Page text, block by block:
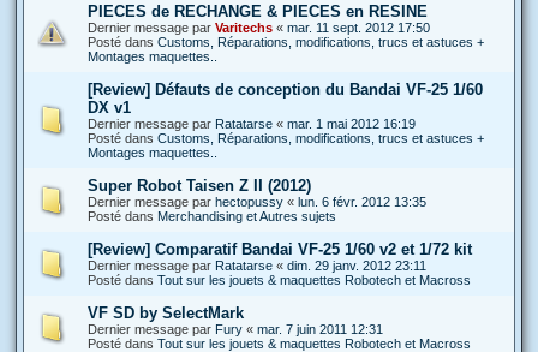
PIECES de RECHANGE & PIECES en RESINE
Dernier message par Varitechs « mar. 11 sept. 2012 17:50
Posté dans Customs, Réparations, modifications, trucs et astuces +
Montages maquettes..
[Review] Défauts de conception du Bandai VF-25 1/60
DX v1
Dernier message par Ratatarse « mar. 1 mai 2012 16:19
Posté dans Customs, Réparations, modifications, trucs et astuces +
Montages maquettes..
Super Robot Taisen Z II (2012)
Dernier message par hectopussy « lun. 6 févr. 2012 13:35
Posté dans Merchandising et Autres sujets
[Review] Comparatif Bandai VF-25 1/60 v2 et 1/72 kit
Dernier message par Ratatarse « dim. 29 janv. 2012 23:11
Posté dans Tout sur les jouets & maquettes Robotech et Macross
VF SD by SelectMark
Dernier message par Fury « mar. 7 juin 2011 12:31
Posté dans Tout sur les jouets & maquettes Robotech et Macross